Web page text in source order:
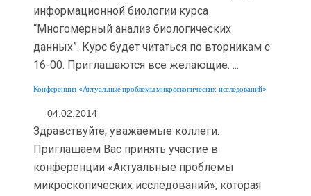
информационной биологии курса
“Многомерный анализ биологических
данных”. Курс будет читаться по вторникам с
16-00. Приглашаются все желающие. ...
Конференция «Актуальные проблемы микроскопических исследований»
04.02.2014
Здравствуйте, уважаемые коллеги.
Приглашаем Вас принять участие в
конференции «Актуальные проблемы
микроскопических исследований», которая